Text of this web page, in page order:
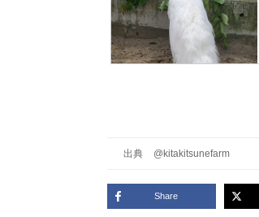
出典 @kitakitsunefarm
Share